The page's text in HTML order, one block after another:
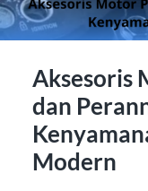
Aksesoris
dan
Modern